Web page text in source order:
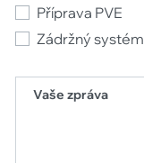
Příprava PVE
Zádržný systém
Vaše zpráva